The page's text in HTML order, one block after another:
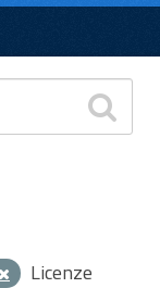
Licenze